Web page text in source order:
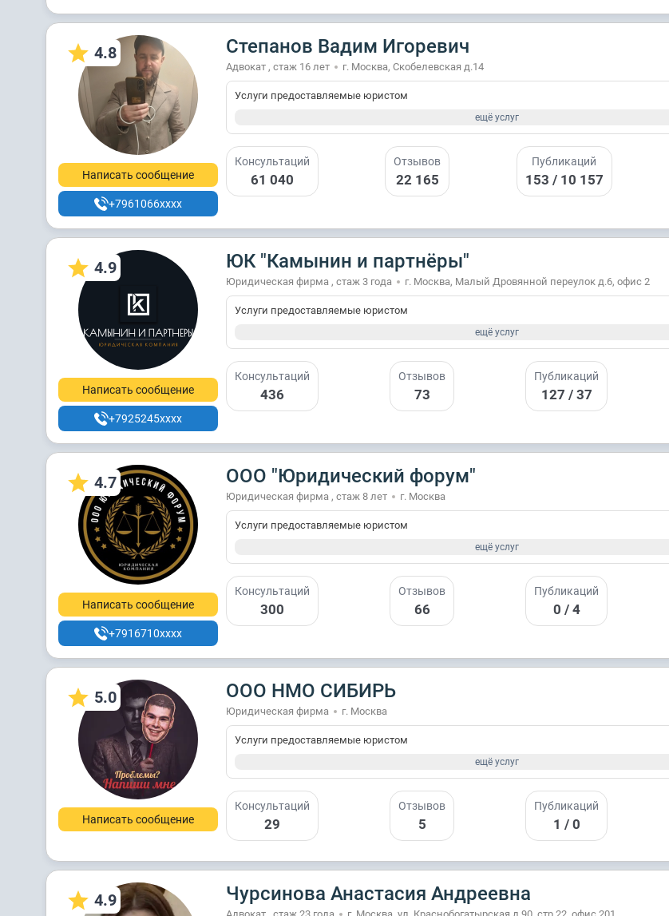
4.8
Написать сообщение
+7961066xxxx
Степанов Вадим Игоревич
Адвокат , стаж 16 лет г. Москва, Скобелевская д.14
Услуги предоставляемые юристом
ещё услуг
Консультаций
61 040
Отзывов
22 165
Публикаций
153 / 10 157
4.9
Написать сообщение
+7925245xxxx
ЮК "Камынин и партнёры"
Юридическая фирма , стаж 3 годa г. Москва, Малый Дровянной переулок д.6, офис 2
Услуги предоставляемые юристом
ещё услуг
Консультаций
436
Отзывов
73
Публикаций
127 / 37
4.7
Написать сообщение
+7916710xxxx
ООО "Юридический форум"
Юридическая фирма , стаж 8 лет г. Москва
Услуги предоставляемые юристом
ещё услуг
Консультаций
300
Отзывов
66
Публикаций
0 / 4
5.0
Написать сообщение
ООО НМО СИБИРЬ
Юридическая фирма г. Москва
Услуги предоставляемые юристом
ещё услуг
Консультаций
29
Отзывов
5
Публикаций
1 / 0
4.9 Чурсинова Анастасия Андреевна